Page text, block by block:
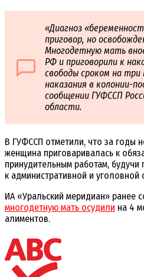
«Диагноз
приговор, но
Многодетную мать
РФ и приговорили к
свободы сроком на
наказания в колонии-
сообщении ГУФССП
области.
В ГУФССП отметили, что за годы
женщина приговаривалась к
принудительным работам, будучи
к административной и уголовной
ИА «Уральский меридиан» ранее
многодетную мать осудили на 4
алиментов.